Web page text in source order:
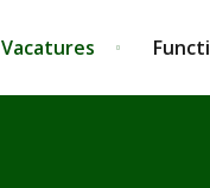
Vacatures